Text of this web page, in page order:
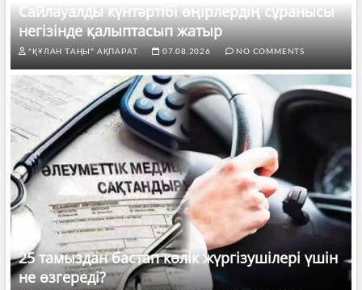
Сайлауалды күнтәртібі өңірлердің сұранысы
негізінде қалыптасып жатыр
"ҚҰЛАН ТАҢЫ" АҚПАРАТ. 07.08.2026 NO COMMENTS
25 тамыздан бастап көлік жүргізушілері үшін
не өзгереді?